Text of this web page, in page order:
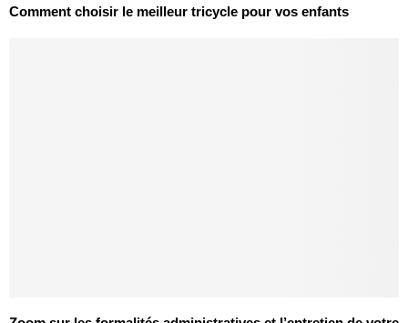
Comment choisir le meilleur tricycle pour vos enfants